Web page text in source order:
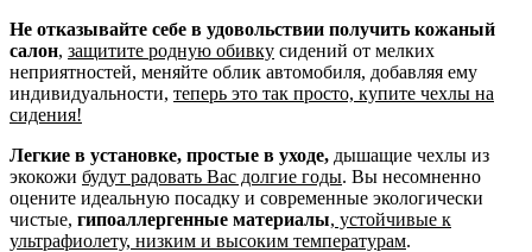
Не отказывайте себе в удовольствии получить кожаный
салон, защитите родную обивку сидений от мелких
неприятностей, меняйте облик автомобиля, добавляя ему
индивидуальности, теперь это так просто, купите чехлы на
сидения!
Легкие в установке, простые в уходе, дышащие чехлы из
экокожи будут радовать Вас долгие годы. Вы несомненно
оцените идеальную посадку и современные экологически
чистые, гипоаллергенные материалы, устойчивые к
ультрафиолету, низким и высоким температурам.